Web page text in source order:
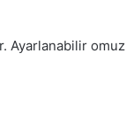
Ayarlanabilir omuz